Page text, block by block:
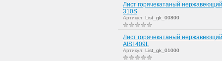
Лист горячекатаный
310S
Артикул: List_gk_00800
Лист горячекатаный
AISI 409L
Артикул: List_gk_01000